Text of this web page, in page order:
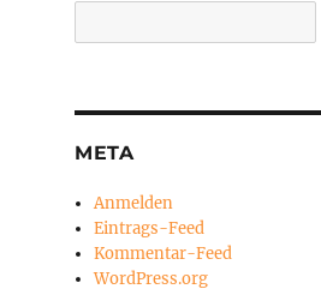
META
Anmelden
Eintrags-Feed
Kommentar-Feed
WordPress.org